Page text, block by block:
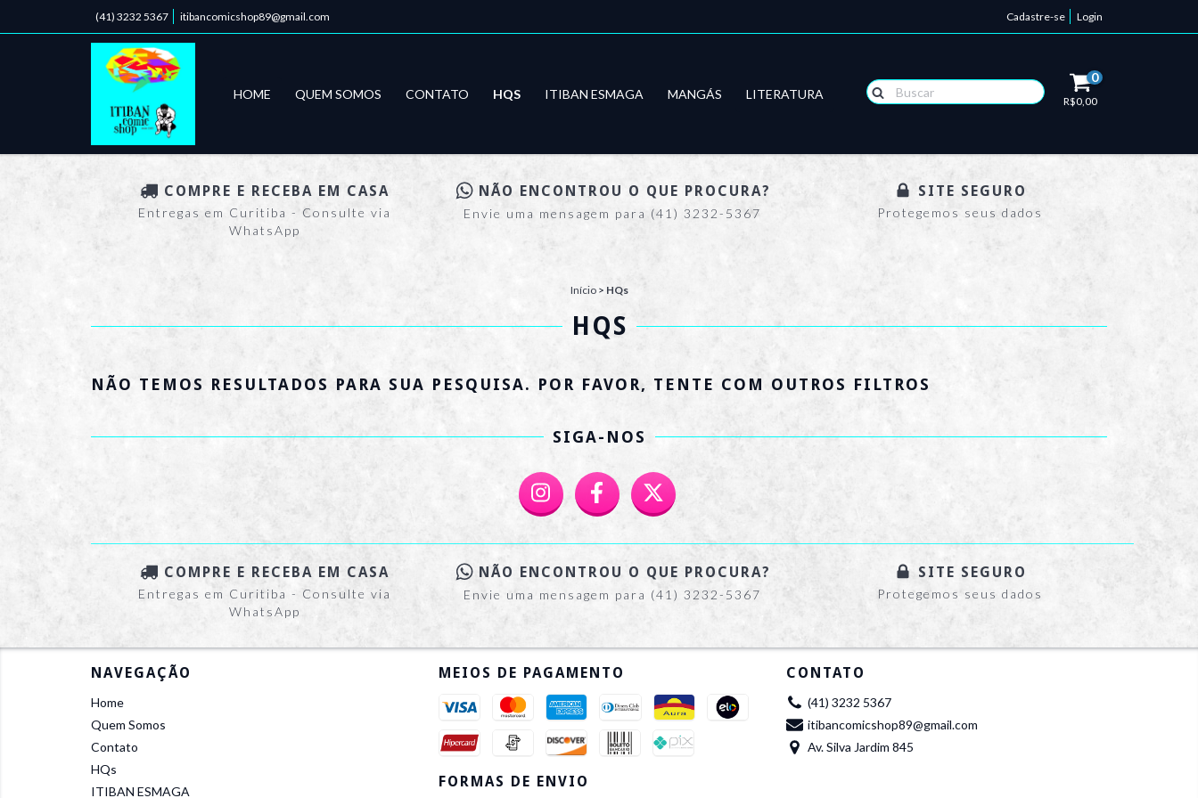
(41) 3232 5367 itibancomicshop89@gmail.com Cadastre-se Login
HOME QUEM SOMOS CONTATO HQS ITIBAN ESMAGA MANGÁS LITERATURA
0
R$0,00
COMPRE E RECEBA EM CASA
Entregas em Curitiba - Consulte via
WhatsApp
NÃO ENCONTROU O QUE PROCURA?
Envie uma mensagem para (41) 3232-5367
SITE SEGURO
Protegemos seus dados
Início > HQs
HQS
NÃO TEMOS RESULTADOS PARA SUA PESQUISA. POR FAVOR, TENTE COM OUTROS FILTROS
SIGA-NOS
COMPRE E RECEBA EM CASA
Entregas em Curitiba - Consulte via
WhatsApp
NÃO ENCONTROU O QUE PROCURA?
Envie uma mensagem para (41) 3232-5367
SITE SEGURO
Protegemos seus dados
NAVEGAÇÃO
Home
Quem Somos
Contato
HQs
ITIBAN ESMAGA
MEIOS DE PAGAMENTO
FORMAS DE ENVIO
CONTATO
(41) 3232 5367
itibancomicshop89@gmail.com
Av. Silva Jardim 845